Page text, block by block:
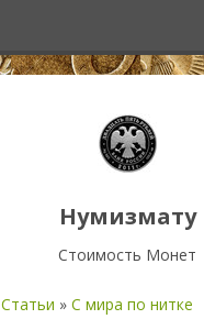
Нумизмату
Стоимость Монет
Статьи » С мира по нитке